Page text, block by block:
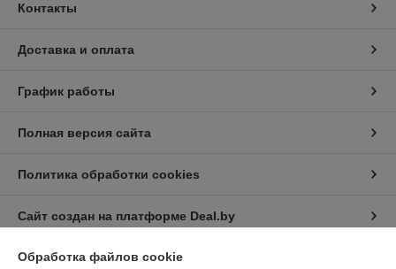
Контакты
Доставка и оплата
График работы
Полная версия сайта
Политика обработки cookies
Сайт создан на платформе Deal.by
Обработка файлов cookie